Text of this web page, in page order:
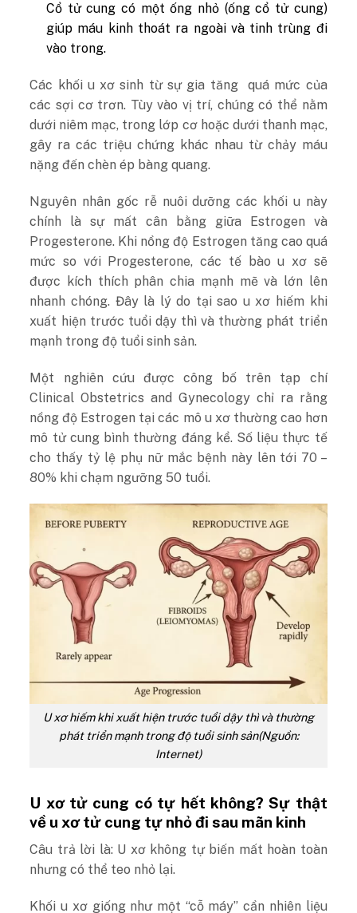
Cổ tử cung có một ống nhỏ (ống cổ tử cung)
giúp máu kinh thoát ra ngoài và tinh trùng đi
vào trong.
Các khối u xơ sinh từ sự gia tăng quá mức của
các sợi cơ trơn. Tùy vào vị trí, chúng có thể nằm
dưới niêm mạc, trong lớp cơ hoặc dưới thanh mạc,
gây ra các triệu chứng khác nhau từ chảy máu
nặng đến chèn ép bàng quang.
Nguyên nhân gốc rễ nuôi dưỡng các khối u này
chính là sự mất cân bằng giữa Estrogen và
Progesterone. Khi nồng độ Estrogen tăng cao quá
mức so với Progesterone, các tế bào u xơ sẽ
được kích thích phân chia mạnh mẽ và lớn lên
nhanh chóng. Đây là lý do tại sao u xơ hiếm khi
xuất hiện trước tuổi dậy thì và thường phát triển
mạnh trong độ tuổi sinh sản.
Một nghiên cứu được công bố trên tạp chí
Clinical Obstetrics and Gynecology chỉ ra rằng
nồng độ Estrogen tại các mô u xơ thường cao hơn
mô tử cung bình thường đáng kể. Số liệu thực tế
cho thấy tỷ lệ phụ nữ mắc bệnh này lên tới 70 –
80% khi chạm ngưỡng 50 tuổi.
U xơ hiếm khi xuất hiện trước tuổi dậy thì và thường
phát triển mạnh trong độ tuổi sinh sản(Nguồn:
Internet)
U xơ tử cung có tự hết không? Sự thật
về u xơ tử cung tự nhỏ đi sau mãn kinh
Câu trả lời là: U xơ không tự biến mất hoàn toàn
nhưng có thể teo nhỏ lại.
Khối u xơ giống như một “cỗ máy” cần nhiên liệu